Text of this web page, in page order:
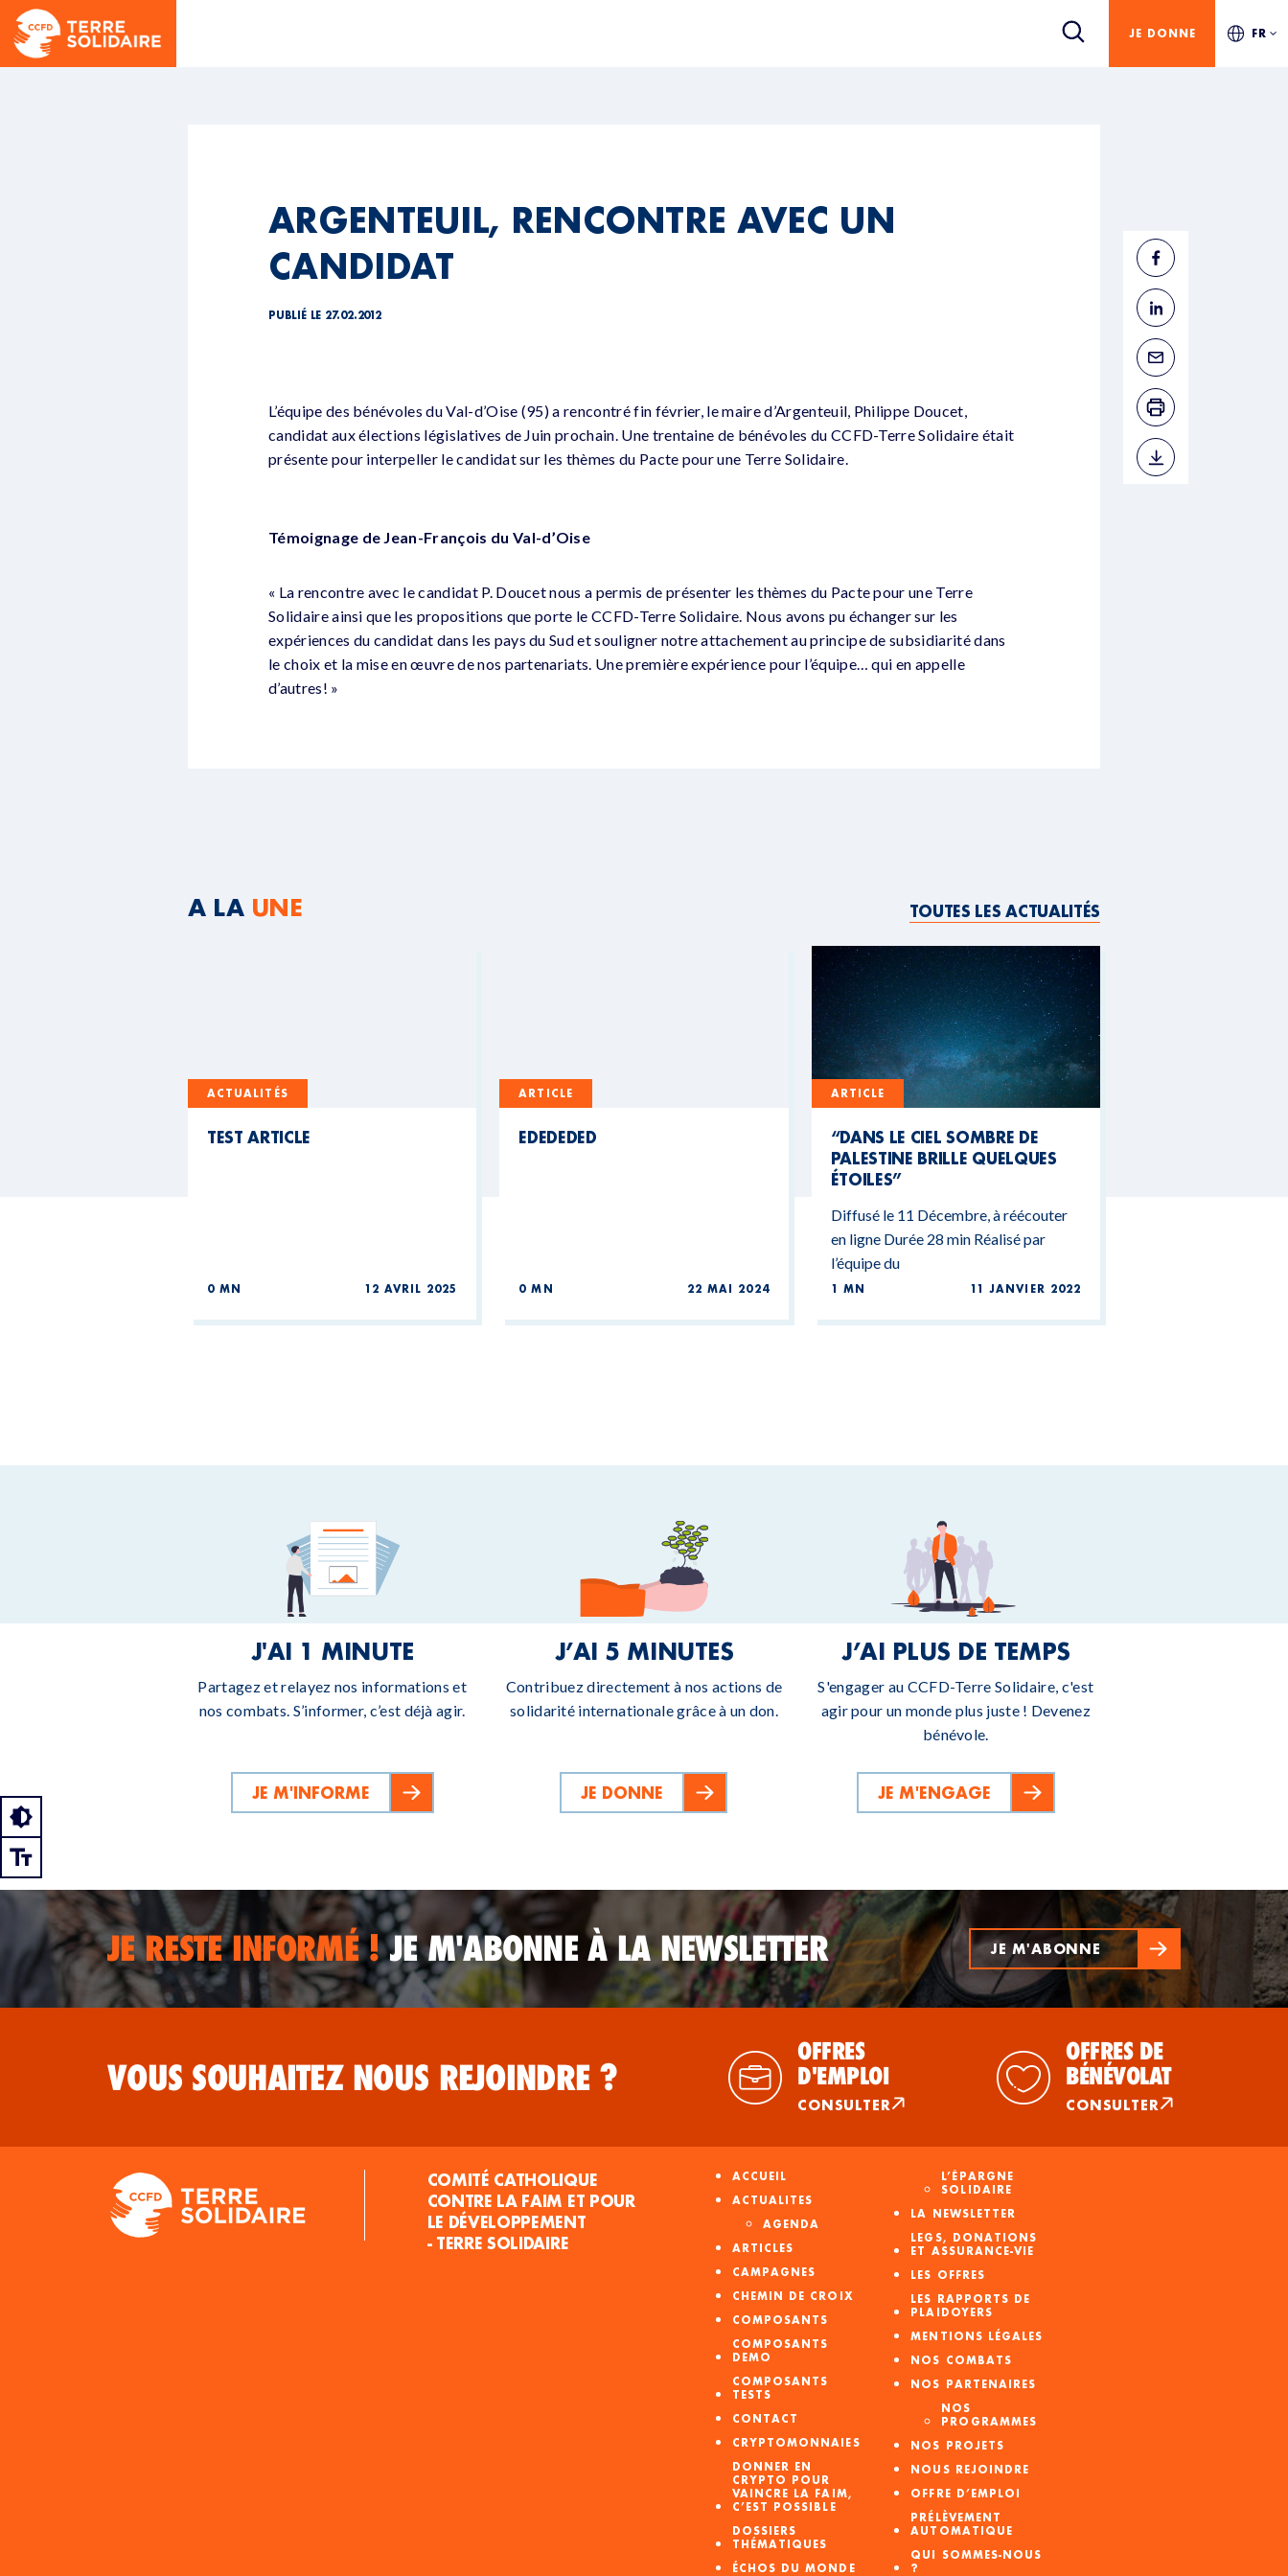
JE DONNE FR
ARGENTEUIL, RENCONTRE AVEC UN
CANDIDAT
PUBLIÉ LE 27.02.2012
L’équipe des bénévoles du Val-d’Oise (95) a rencontré fin février, le maire d’Argenteuil, Philippe Doucet,
candidat aux élections législatives de Juin prochain. Une trentaine de bénévoles du CCFD-Terre Solidaire était
présente pour interpeller le candidat sur les thèmes du Pacte pour une Terre Solidaire.
Témoignage de Jean-François du Val-d’Oise
« La rencontre avec le candidat P. Doucet nous a permis de présenter les thèmes du Pacte pour une Terre
Solidaire ainsi que les propositions que porte le CCFD-Terre Solidaire. Nous avons pu échanger sur les
expériences du candidat dans les pays du Sud et souligner notre attachement au principe de subsidiarité dans
le choix et la mise en œuvre de nos partenariats. Une première expérience pour l’équipe… qui en appelle
d’autres! »
A LA UNE TOUTES LES ACTUALITÉS
ACTUALITÉS
TEST ARTICLE
0 MN 12 AVRIL 2025
ARTICLE
EDEDEDED
0 MN 22 MAI 2024
ARTICLE
“DANS LE CIEL SOMBRE DE
PALESTINE BRILLE QUELQUES
ÉTOILES”
Diffusé le 11 Décembre, à réécouter
en ligne Durée 28 min Réalisé par
l’équipe du
1 MN 11 JANVIER 2022
J'AI 1 MINUTE
Partagez et relayez nos informations et
nos combats. S’informer, c’est déjà agir.
JE M'INFORME
J’AI 5 MINUTES
Contribuez directement à nos actions de
solidarité internationale grâce à un don.
JE DONNE
J’AI PLUS DE TEMPS
S'engager au CCFD-Terre Solidaire, c'est
agir pour un monde plus juste ! Devenez
bénévole.
JE M'ENGAGE
JE RESTE INFORMÉ !JE M'ABONNE À LA NEWSLETTER JE M'ABONNE
VOUS SOUHAITEZ NOUS REJOINDRE ?
OFFRES
D'EMPLOI
CONSULTER
OFFRES DE
BÉNÉVOLAT
CONSULTER
COMITÉ CATHOLIQUE
CONTRE LA FAIM ET POUR
LE DÉVELOPPEMENT
- TERRE SOLIDAIRE
ACCUEIL
ACTUALITES
AGENDA
ARTICLES
CAMPAGNES
CHEMIN DE CROIX
COMPOSANTS
COMPOSANTS
DEMO
COMPOSANTS
TESTS
CONTACT
CRYPTOMONNAIES
DONNER EN
CRYPTO POUR
VAINCRE LA FAIM,
C’EST POSSIBLE
DOSSIERS
THÉMATIQUES
ÉCHOS DU MONDE
L’ÉPARGNE
SOLIDAIRE
LA NEWSLETTER
LEGS, DONATIONS
ET ASSURANCE-VIE
LES OFFRES
LES RAPPORTS DE
PLAIDOYERS
MENTIONS LÉGALES
NOS COMBATS
NOS PARTENAIRES
NOS
PROGRAMMES
NOS PROJETS
NOUS REJOINDRE
OFFRE D’EMPLOI
PRÉLÈVEMENT
AUTOMATIQUE
QUI SOMMES-NOUS
?